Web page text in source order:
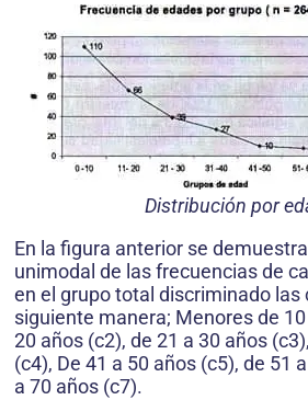
Distribución por
En la figura anterior se
unimodal de las frecuencias de
en el grupo total discriminado las
siguiente manera; Menores de
20 años (c2), de 21 a 30 años
(c4), De 41 a 50 años (c5), de 51
a 70 años (c7).